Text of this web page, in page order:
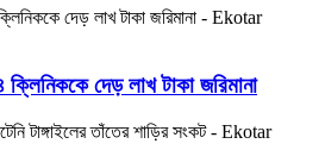
ক্লিনিককে দেড় লাখ টাকা জরিমানা